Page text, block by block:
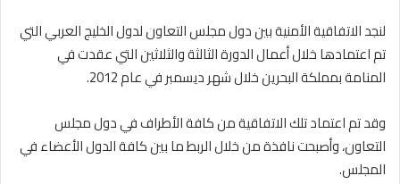
لنجد الاتفاقية الأمنية بين دول مجلس التعاون لدول الخليج العربي التي
تم اعتمادها خلال أعمال الدورة الثالثة والثلاثين التي عقدت في
المنامة بمملكة البحرين خلال شهر ديسمبر في عام 2012.
وقد تم اعتماد تلك الاتفاقية من كافة الأطراف في دول مجلس
التعاون، وأصبحت نافذة من خلال الربط ما بين كافة الدول الأعضاء في
المجلس.